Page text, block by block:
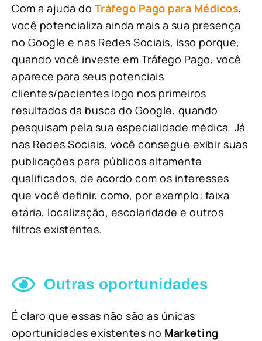
Com a ajuda do Tráfego Pago para Médicos,
você potencializa ainda mais a sua presença
no Google e nas Redes Sociais, isso porque,
quando você investe em Tráfego Pago, você
aparece para seus potenciais
clientes/pacientes logo nos primeiros
resultados da busca do Google, quando
pesquisam pela sua especialidade médica. Já
nas Redes Sociais, você consegue exibir suas
publicações para públicos altamente
qualificados, de acordo com os interesses
que você definir, como, por exemplo: faixa
etária, localização, escolaridade e outros
filtros existentes.
Outras oportunidades
É claro que essas não são as únicas
oportunidades existentes no Marketing